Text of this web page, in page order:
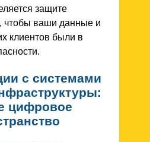
защите
чтобы ваши данные и
клиентов были в
с системами
цифровое